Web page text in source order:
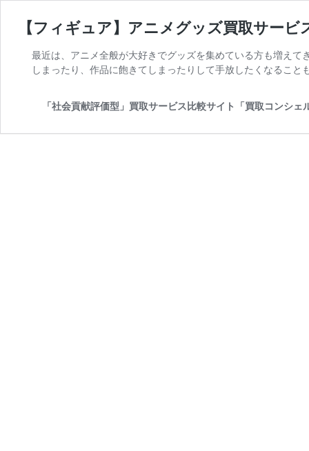
【フィギュア】アニメグッズ買取サー
最近は、アニメ全般が大好きでグッズを集めている方も増え
しまったり、作品に飽きてしまったりして手放したくなるこ
「社会貢献評価型」買取サービス比較サイト「買取コンシェ